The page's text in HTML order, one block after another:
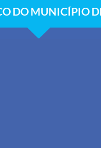
DO MUNICÍPIO